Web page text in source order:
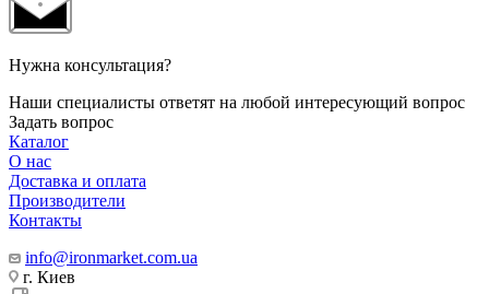
Нужна консультация?
Наши специалисты ответят на любой интересующий вопрос
Задать вопрос
Каталог
О нас
Доставка и оплата
Производители
Контакты
info@ironmarket.com.ua
г. Киев